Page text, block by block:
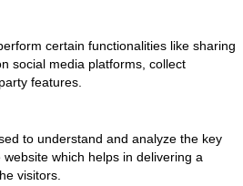
certain functionalities like sharing
social media platforms, collect
features.
to understand and analyze the key
which helps in delivering a
visitors.